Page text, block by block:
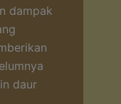
dampak
daur